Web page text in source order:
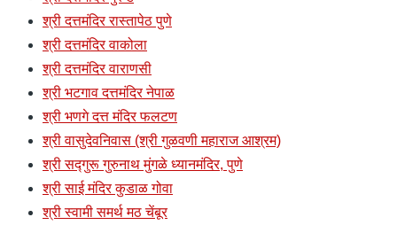
श्री दत्तमंदिर रास्तापेठ पुणे
श्री दत्तमंदिर वाकोला
श्री दत्तमंदिर वाराणसी
श्री भटगाव दत्तमंदिर नेपाळ
श्री भणगे दत्त मंदिर फलटण
श्री वासुदेवनिवास (श्री गुळवणी महाराज आश्रम)
श्री सद्गुरू गुरुनाथ मुंगळे ध्यानमंदिर, पुणे
श्री साई मंदिर कुडाळ गोवा
श्री स्वामी समर्थ मठ चेंबूर